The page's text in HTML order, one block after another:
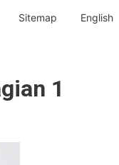
Sitemap English
1